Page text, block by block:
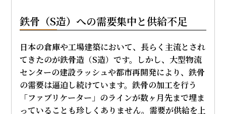
鉄骨（S造）への需要集中と供給不足
日本の倉庫や工場建築において、長らく主流とされ
てきたのが鉄骨造（S造）です。しかし、大型物流
センターの建設ラッシュや都市再開発により、鉄骨
の需要は逼迫し続けています。鉄骨の加工を行う
「ファブリケーター」のラインが数ヶ月先まで埋ま
っていることも珍しくありません。需要が供給を上